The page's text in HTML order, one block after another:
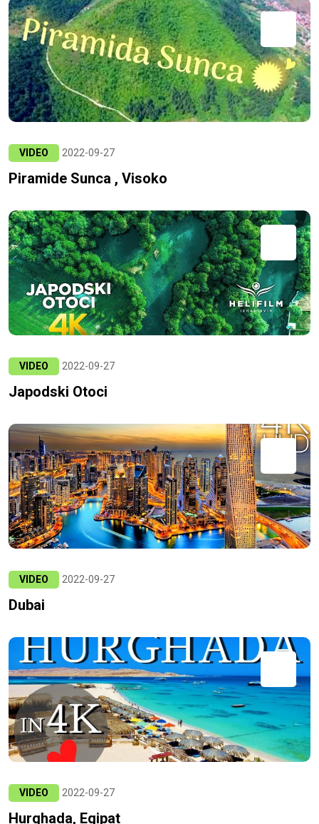
VIDEO 2022-09-27
Piramide Sunca , Visoko
VIDEO 2022-09-27
Japodski Otoci
VIDEO 2022-09-27
Dubai
VIDEO 2022-09-27
Hurghada, Egipat